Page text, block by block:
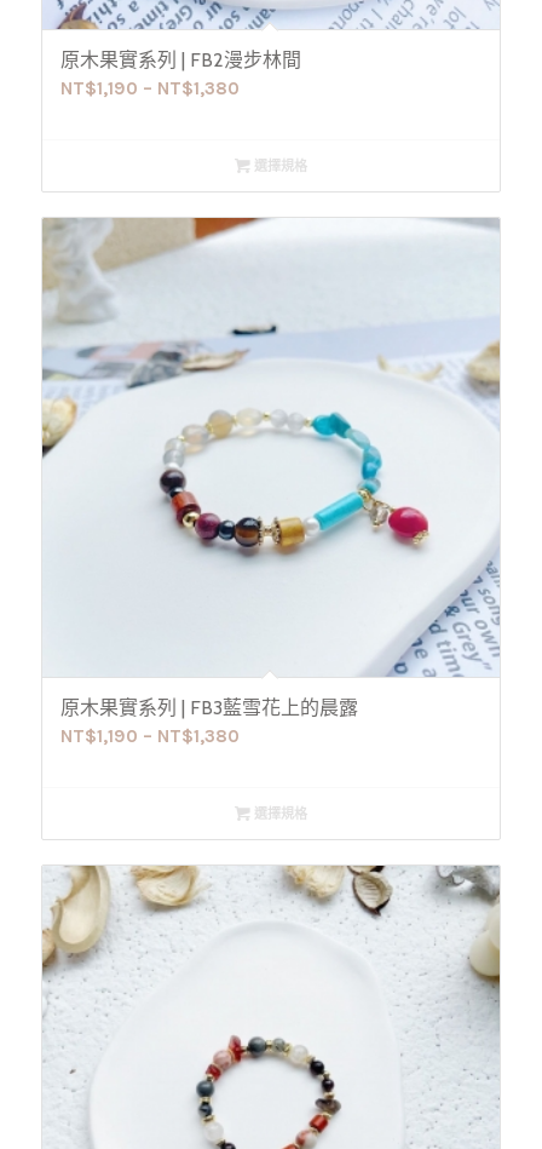
原木果實系列 | FB2漫步林間
NT$1,190 – NT$1,380
選擇規格
原木果實系列 | FB3藍雪花上的晨露
NT$1,190 – NT$1,380
選擇規格